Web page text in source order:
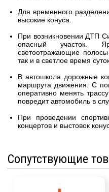
Для временного
высокие конуса.
При возникновении ДТП
опасный участок.
светоотражающие
так и в светлое время
В автошкола дорожные
маршрута движения. С
оперативно менять
повредит автомобиль в
При проведении
концертов и выстовок
Сопутствующие